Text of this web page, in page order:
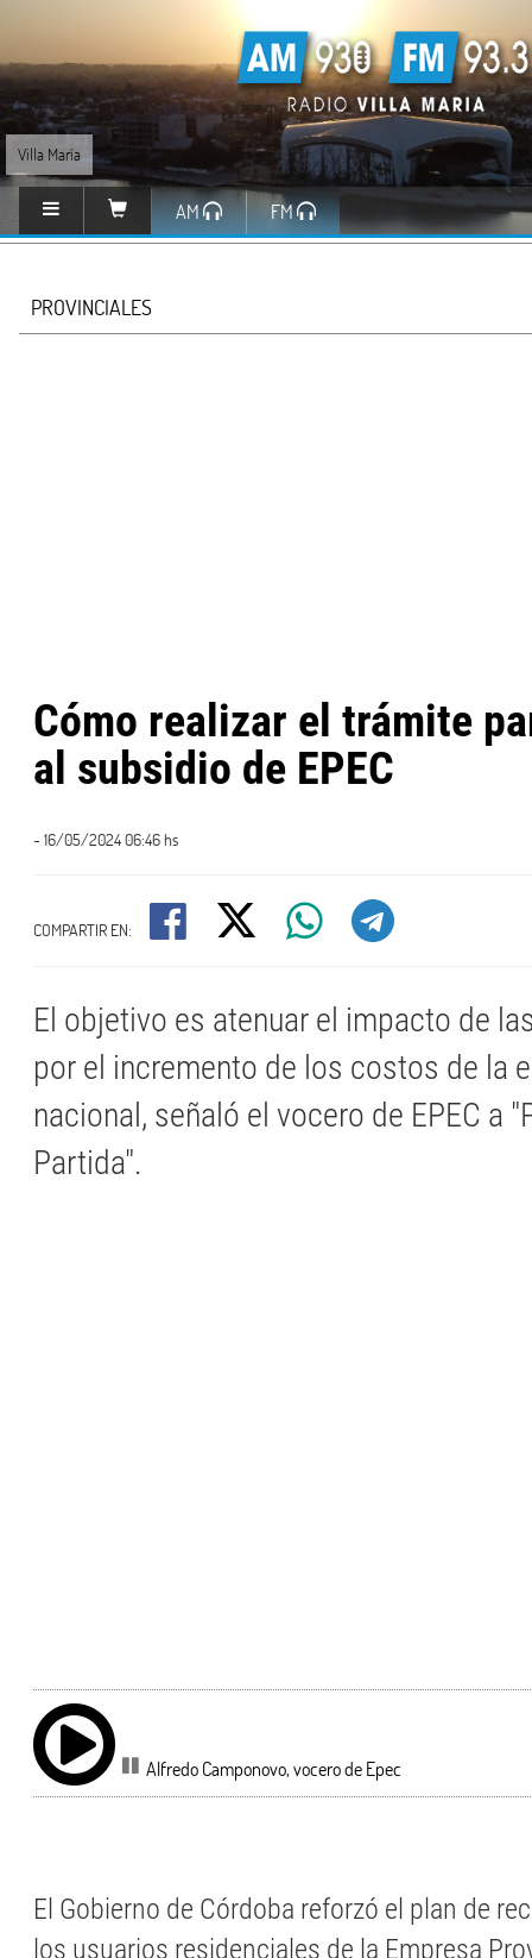
Villa María
AM FM
PROVINCIALES
Cómo realizar el trámite
al subsidio de EPEC
- 16/05/2024 06:46 hs
COMPARTIR EN:
El objetivo es atenuar el impacto de
por el incremento de los costos de la
nacional, señaló el vocero de EPEC a
Partida".
Alfredo Camponovo, vocero de Epec
El Gobierno de Córdoba reforzó el plan de
los usuarios residenciales de la Empresa